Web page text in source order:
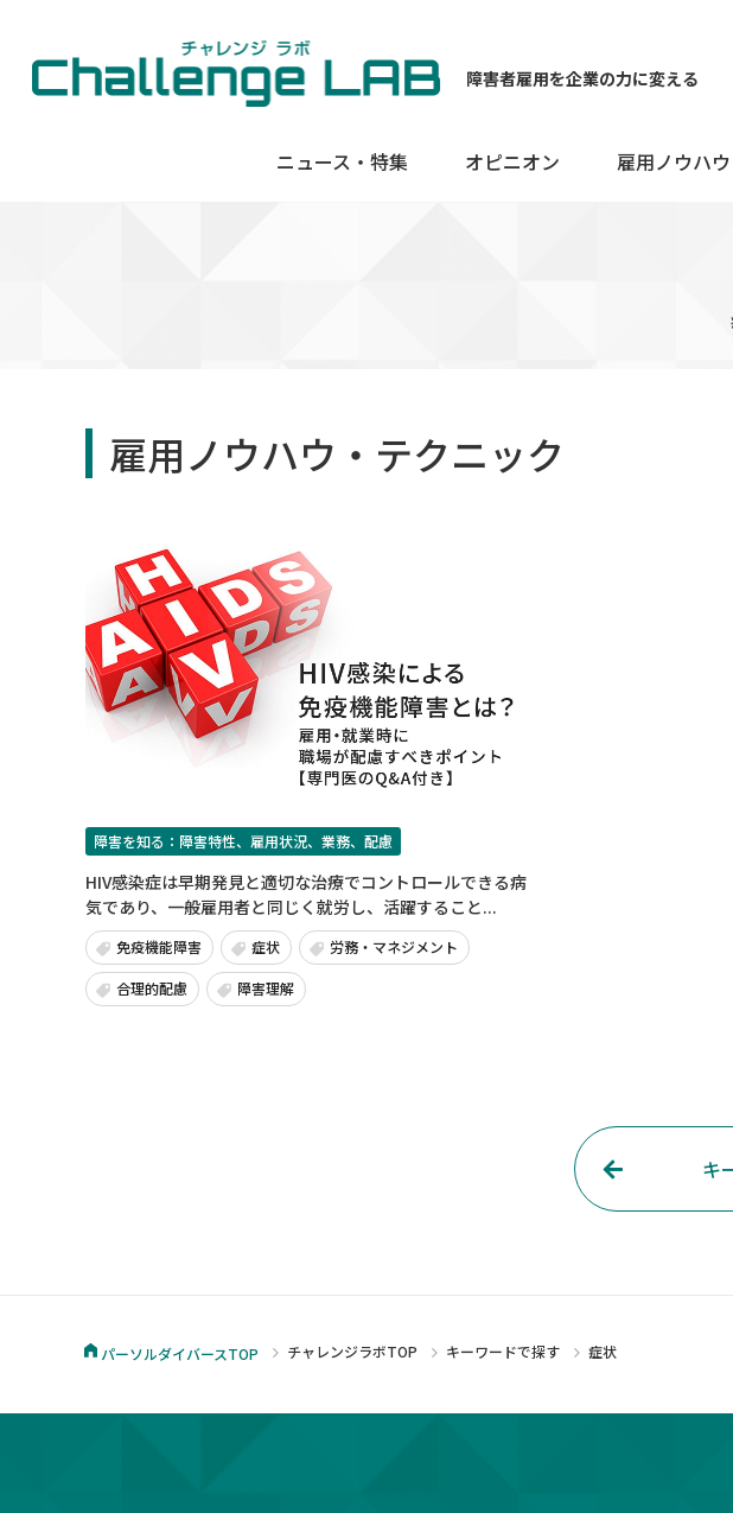
障害者雇用を企業の力に変える
ニュース・特集 オピニオン 雇用ノウハ
雇用ノウハウ・テクニック
障害を知る：障害特性、雇用状況、業務、配慮
HIV感染症は早期発見と適切な治療でコントロールできる病
気であり、一般雇用者と同じく就労し、活躍すること...
免疫機能障害 症状 労務・マネジメント
合理的配慮 障害理解
キ
パーソルダイバースTOP チャレンジラボTOP キーワードで探す 症状